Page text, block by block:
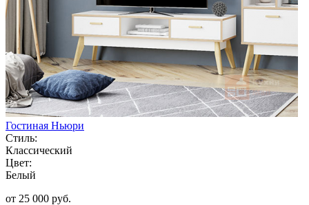
Гостиная Ньюри
Стиль:
Классический
Цвет:
Белый
от 25 000 руб.